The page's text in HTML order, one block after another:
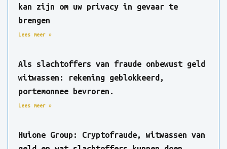
kan zijn om uw privacy in gevaar te
brengen
Lees meer »
Als slachtoffers van fraude onbewust geld
witwassen: rekening geblokkeerd,
portemonnee bevroren.
Lees meer »
Huione Group: Cryptofraude, witwassen van